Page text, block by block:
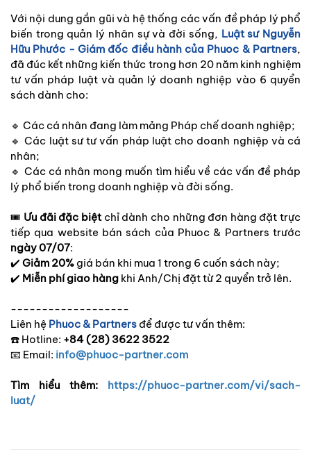
Với nội dung gần gũi và hệ thống các vấn đề pháp lý phổ
biến trong quản lý nhân sự và đời sống, Luật sư Nguyễn
Hữu Phước - Giám đốc điều hành của Phuoc & Partners,
đã đúc kết những kiến thức trong hơn 20 năm kinh nghiệm
tư vấn pháp luật và quản lý doanh nghiệp vào 6 quyển
sách dành cho:
🔹 Các cá nhân đang làm mảng Pháp chế doanh nghiệp;
🔹 Các luật sư tư vấn pháp luật cho doanh nghiệp và cá
nhân;
🔹 Các cá nhân mong muốn tìm hiểu về các vấn đề pháp
lý phổ biến trong doanh nghiệp và đời sống.
🎟️ Ưu đãi đặc biệtchỉ dành cho những đơn hàng đặt trực
tiếp qua website bán sách của Phuoc & Partners trước
ngày 07/07:
✔️ Giảm 20% giá bán khi mua 1 trong 6 cuốn sách này;
✔️ Miễn phí giao hàng khi Anh/Chị đặt từ 2 quyển trở lên.
-------------------
Liên hệ Phuoc & Partners để được tư vấn thêm:
☎️ Hotline: +84 (28) 3622 3522
📧 Email: info@phuoc-partner.com
Tìm hiểu thêm: https://phuoc-partner.com/vi/sach-
luat/